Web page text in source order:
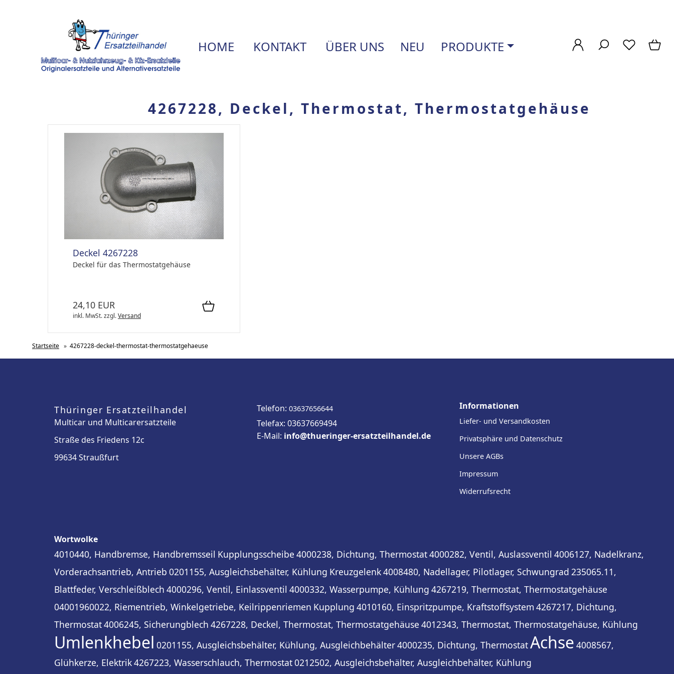
HOME KONTAKT ÜBER UNS NEU PRODUKTE
4267228, Deckel, Thermostat, Thermostatgehäuse
Deckel 4267228
Deckel für das Thermostatgehäuse
24,10 EUR
inkl. MwSt.zzgl.Versand
Startseite » 4267228-deckel-thermostat-thermostatgehaeuse
Thüringer Ersatzteilhandel
Multicar und Multicarersatzteile
Straße des Friedens 12c
99634 Straußfurt
Telefon: 03637656644
Telefax: 03637669494
E-Mail: info@thueringer-ersatzteilhandel.de
Informationen
Liefer- und Versandkosten
Privatsphäre und Datenschutz
Unsere AGBs
Impressum
Widerrufsrecht
Wortwolke
4010440, Handbremse, Handbremsseil Kupplungsscheibe 4000238, Dichtung, Thermostat4000282, Ventil, Auslassventil 4006127, Nadelkranz,
Vorderachsantrieb, Antrieb 0201155, Ausgleichsbehälter, Kühlung Kreuzgelenk4008480, Nadellager, Pilotlager, Schwungrad 235065.11,
Blattfeder, Verschleißblech 4000296, Ventil, Einlassventil 4000332, Wasserpumpe, Kühlung 4267219, Thermostat, Thermostatgehäuse
04001960022, Riementrieb, Winkelgetriebe, Keilrippenriemen Kupplung 4010160, Einspritzpumpe, Kraftstoffsystem 4267217, Dichtung,
Thermostat4006245, Sicherungblech 4267228, Deckel, Thermostat, Thermostatgehäuse 4012343, Thermostat, Thermostatgehäuse, Kühlung
Umlenkhebel 0201155, Ausgleichsbehälter, Kühlung, Ausgleichbehälter4000235, Dichtung, ThermostatAchse 4008567,
Glühkerze, Elektrik4267223, Wasserschlauch, Thermostat0212502, Ausgleichsbehälter, Ausgleichbehälter, Kühlung